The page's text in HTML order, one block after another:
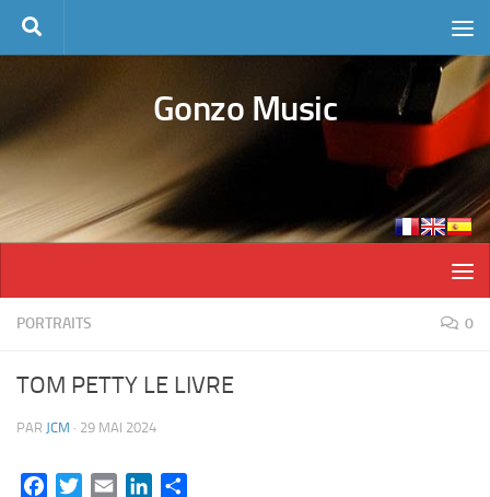
Skip to content
Gonzo Music
PORTRAITS 0
TOM PETTY LE LIVRE
PAR JCM · 29 MAI 2024
FacebookTwitterEmail LinkedIn